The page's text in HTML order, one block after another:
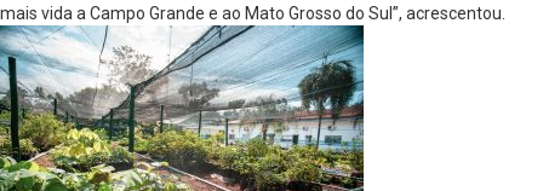
mais vida a Campo Grande e ao Mato Grosso do Sul”, acrescentou.